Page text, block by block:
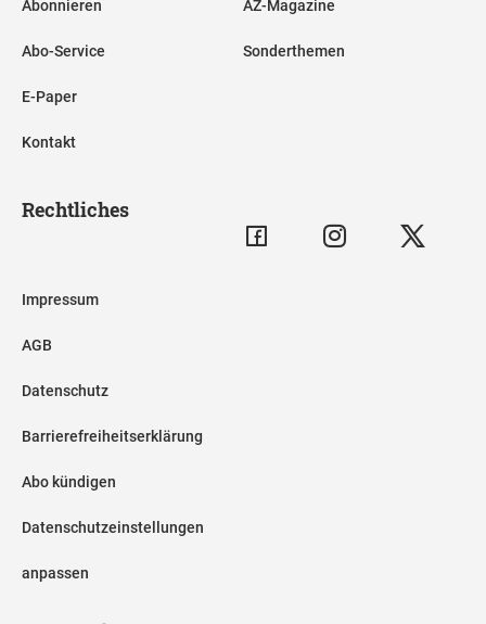
Abonnieren
Abo-Service
E-Paper
Kontakt
AZ-Magazine
Sonderthemen
Rechtliches
Impressum
AGB
Datenschutz
Barrierefreiheitserklärung
Abo kündigen
Datenschutzeinstellungen
anpassen